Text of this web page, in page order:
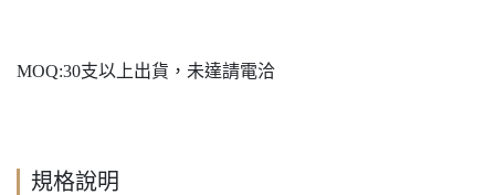
MOQ:30支以上出貨，未達請電洽
規格說明